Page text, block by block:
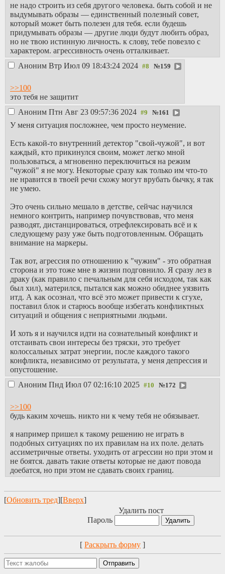
не надо строить из себя другого человека. быть собой и не
выдумывать образы — единственный полезный совет,
который может быть полезен для тебя. если будешь
придумывать образы — другие люди будут любить образ,
но не твою истинную личность. к слову, тебе повезло с
характером. агрессивность очень отталкивает.
Аноним Втр Июл 09 18:43:24 2024 №159
>>100
это тебя не защитит
Аноним Птн Авг 23 09:57:36 2024 №161
У меня ситуация посложнее, чем просто неумение.
Есть какой-то внутренний детектор "свой-чужой", и вот
каждый, кто прикинулся своим, может легко мной
пользоваться, а мгновенно переключиться на режим
"чужой" я не могу. Некоторые сразу как только им что-то
не нравится в твоей речи схожу могут врубать бычку, я так
не умею.
Это очень сильно мешало в детстве, сейчас научился
немного контрить, например почувствовав, что меня
разводят, дистанцироваться, отрефлексировать всё и к
следующему разу уже быть подготовленным. Обращать
внимание на маркеры.
Так вот, агрессия по отношению к "чужим" - это обратная
сторона и это тоже мне в жизни подговнило. Я сразу лез в
драку (как правило с печальным для себя исходом, так как
был хил), матерился, пытался как можно обиднее уязвить
итд. А как осознал, что всё это может привести к сгухе,
поставил блок и старюсь вообще избегать конфликтных
ситуаций и общения с неприятными людьми.
И хоть я и научился идти на сознательный конфликт и
отстаивать свои интересы без тряски, это требует
колоссальных затрат энергии, после каждого такого
конфликта, независимо от результата, у меня депрессия и
опустошение.
Аноним Пнд Июл 07 02:16:10 2025 №172
>>100
будь каким хочешь. никто ни к чему тебя не обязывает.
я например пришел к такому решению не играть в
подобных ситуациях по их правилам на их поле. делать
ассиметричные ответы. уходить от агрессии но при этом и
не боятся. давать такие ответы которые не дают повода
доебатся, но при этом не сдавать своих границ.
[Обновить тред][Вверх]
Удалить пост
Пароль
[ Раскрыть форму ]